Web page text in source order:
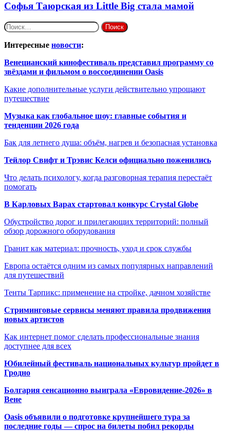
Софья Таюрская из Little Big стала мамой
Найти:
Интересные новости:
Венецианский кинофестиваль представил программу со
звёздами и фильмом о воссоединении Oasis
Какие дополнительные услуги действительно упрощают
путешествие
Музыка как глобальное шоу: главные события и
тенденции 2026 года
Бак для летнего душа: объём, нагрев и безопасная установка
Тейлор Свифт и Трэвис Келси официально поженились
Что делать психологу, когда разговорная терапия перестаёт
помогать
В Карловых Варах стартовал конкурс Crystal Globe
Обустройство дорог и прилегающих территорий: полный
обзор дорожного оборудования
Гранит как материал: прочность, уход и срок службы
Европа остаётся одним из самых популярных направлений
для путешествий
Тенты Тарпикс: применение на стройке, дачном хозяйстве
Стриминговые сервисы меняют правила продвижения
новых артистов
Как интернет помог сделать профессиональные знания
доступнее для всех
Юбилейный фестиваль национальных культур пройдет в
Гродно
Болгария сенсационно выиграла «Евровидение-2026» в
Вене
Oasis объявили о подготовке крупнейшего тура за
последние годы — спрос на билеты побил рекорды